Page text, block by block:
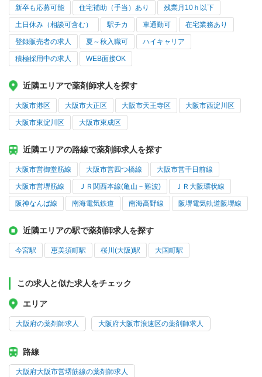
新卒も応募可能 住宅補助（手当）あり 残業月10ｈ以下
土日休み（相談可含む） 駅チカ 車通勤可 在宅業務あり
登録販売者の求人 夏～秋入職可 ハイキャリア
積極採用中の求人 WEB面接OK
近隣エリアで薬剤師求人を探す
大阪市港区 大阪市大正区 大阪市天王寺区 大阪市西淀川区
大阪市東淀川区 大阪市東成区
近隣エリアの路線で薬剤師求人を探す
大阪市営御堂筋線 大阪市営四つ橋線 大阪市営千日前線
大阪市営堺筋線 ＪＲ関西本線(亀山－難波) ＪＲ大阪環状線
阪神なんば線 南海電気鉄道 南海高野線 阪堺電気軌道阪堺線
近隣エリアの駅で薬剤師求人を探す
今宮駅 恵美須町駅 桜川(大阪)駅 大国町駅
この求人と似た求人をチェック
エリア
大阪府の薬剤師求人 大阪府大阪市浪速区の薬剤師求人
路線
大阪府大阪市営堺筋線の薬剤師求人